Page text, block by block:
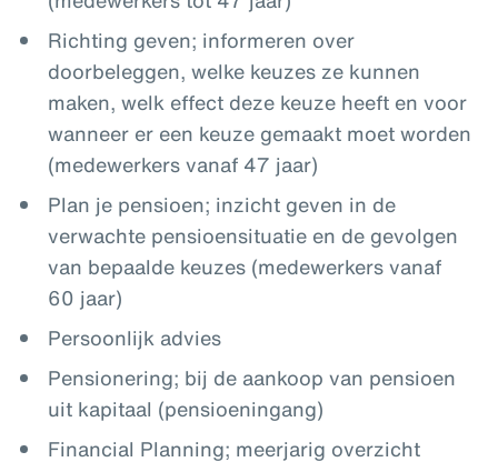
Richting geven; informeren over
doorbeleggen, welke keuzes ze kunnen
maken, welk effect deze keuze heeft en voor
wanneer er een keuze gemaakt moet worden
(medewerkers vanaf 47 jaar)
Plan je pensioen; inzicht geven in de
verwachte pensioensituatie en de gevolgen
van bepaalde keuzes (medewerkers vanaf
60 jaar)
Persoonlijk advies
Pensionering; bij de aankoop van pensioen
uit kapitaal (pensioeningang)
Financial Planning; meerjarig overzicht